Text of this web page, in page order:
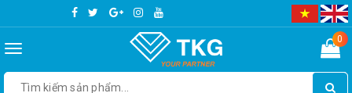
Toggle
0